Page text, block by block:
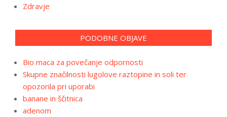
Zdravje
PODOBNE OBJAVE
Bio maca za povečanje odpornosti
Skupne značilnosti lugolove raztopine in soli ter
opozorila pri uporabi
banane in ščitnica
adenom